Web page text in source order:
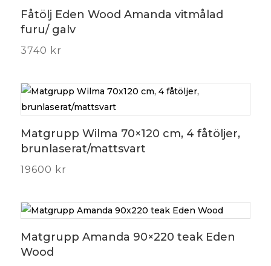
Fåtölj Eden Wood Amanda vitmålad
furu/ galv
3740 kr
Matgrupp Wilma 70×120 cm, 4 fåtöljer,
brunlaserat/mattsvart
19600 kr
Matgrupp Amanda 90×220 teak Eden
Wood